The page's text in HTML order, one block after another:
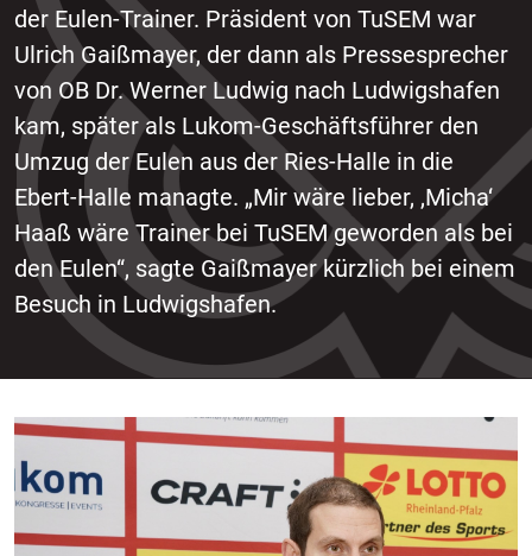
der Eulen-Trainer. Präsident von TuSEM war
Ulrich Gaißmayer, der dann als Pressesprecher
von OB Dr. Werner Ludwig nach Ludwigshafen
kam, später als Lukom-Geschäftsführer den
Umzug der Eulen aus der Ries-Halle in die
Ebert-Halle managte. „Mir wäre lieber, ,Micha‘
Haaß wäre Trainer bei TuSEM geworden als bei
den Eulen“, sagte Gaißmayer kürzlich bei einem
Besuch in Ludwigshafen.